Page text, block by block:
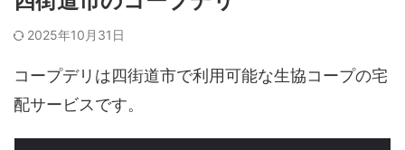
2025年10月31日
コープデリは四街道市で利用可能な生協コープの宅
配サービスです。